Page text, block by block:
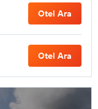
Otel Ara
Otel Ara